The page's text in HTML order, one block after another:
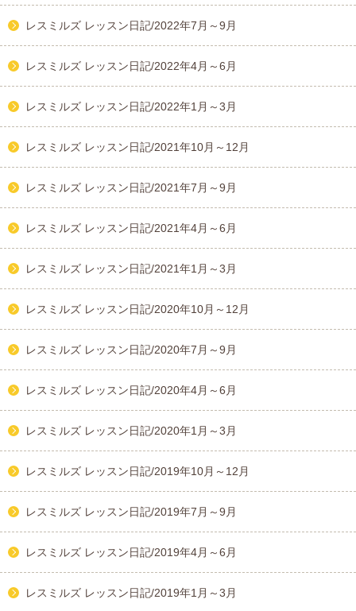
レスミルズ レッスン日記/2022年7月～9月
レスミルズ レッスン日記/2022年4月～6月
レスミルズ レッスン日記/2022年1月～3月
レスミルズ レッスン日記/2021年10月～12月
レスミルズ レッスン日記/2021年7月～9月
レスミルズ レッスン日記/2021年4月～6月
レスミルズ レッスン日記/2021年1月～3月
レスミルズ レッスン日記/2020年10月～12月
レスミルズ レッスン日記/2020年7月～9月
レスミルズ レッスン日記/2020年4月～6月
レスミルズ レッスン日記/2020年1月～3月
レスミルズ レッスン日記/2019年10月～12月
レスミルズ レッスン日記/2019年7月～9月
レスミルズ レッスン日記/2019年4月～6月
レスミルズ レッスン日記/2019年1月～3月